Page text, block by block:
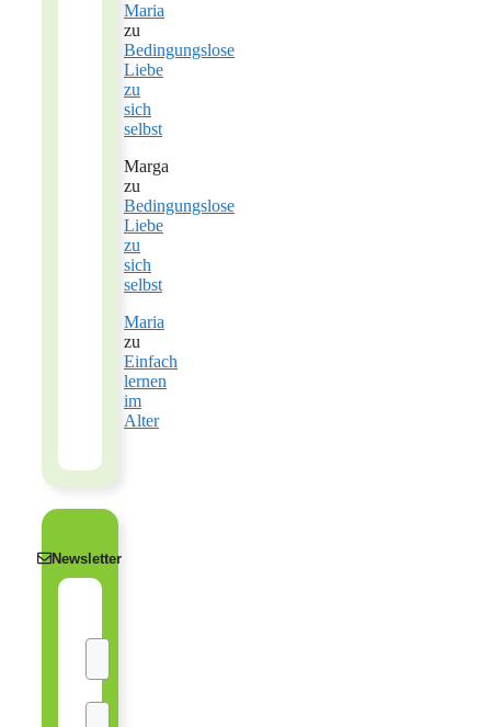
Maria
zu
Bedingungslose
Liebe
zu
sich
selbst
Marga
zu
Bedingungslose
Liebe
zu
sich
selbst
Maria
zu
Einfach
lernen
im
Alter
Newsletter